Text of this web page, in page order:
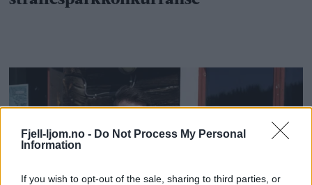
Fjell-ljom.no - Do Not Process My Personal
Information
If you wish to opt-out of the sale, sharing to third parties, or